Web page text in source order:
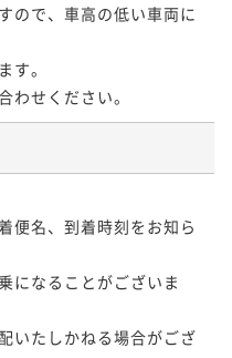
ので、車高の低い車両に
す。
わせください。
便名、到着時刻をお知ら
になることがございま
いたしかねる場合がござ